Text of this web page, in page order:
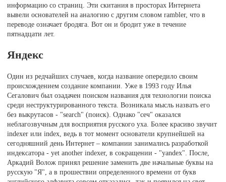
информацию со страниц. Эти скитания в просторах Интернета
вывели основателей на аналогию с другим словом rambler, что в
переводе означает бродяга. Вот он и бродит уже в течение
пятнадцати лет.
Яндекс
Один из редчайших случаев, когда название опередило своим
происхождением создание компании. Уже в 1993 году Илья
Сегалович был озадачен поиском названия для технологии поиска
среди неструктурированного текста. Возникала мысль назвать его
без выкрутасов - "search" (поиск). Однако "сеч" оказался
неблагозвучным для восприятия русского уха. Более красиво звучит
indexer или index, ведь в тот момент основатели крупнейшей на
сегодняшний день Интернет – компании занимались разработкой
индексатора - yet another indexer, в сокращении - "yandex". После,
Аркадий Волож принял решение заменить две начальные буквы на
русскую "Я", а в прошествии определенного времени от букв